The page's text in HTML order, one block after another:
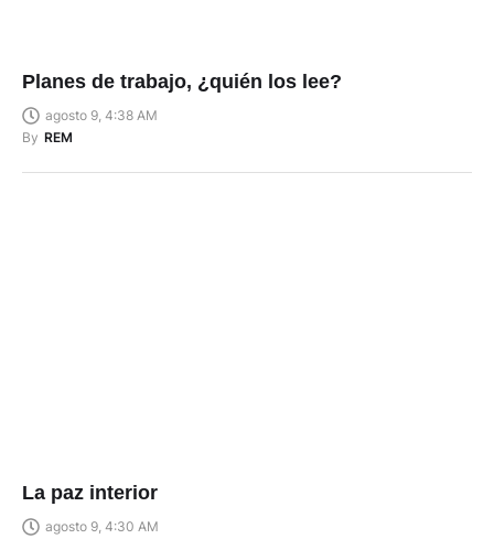
Planes de trabajo, ¿quién los lee?
agosto 9, 4:38 AM
By REM
La paz interior
agosto 9, 4:30 AM